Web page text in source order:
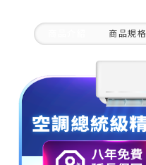
商品規格